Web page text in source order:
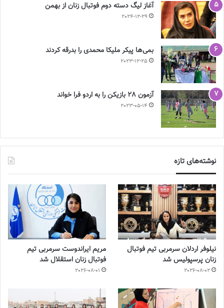
آغاز لیگ دسته دوم فوتبال زنان از بهمن
2024-12-29
بمی‌ها پیکر ملیکا محمدی را بدرقه کردند
2023-12-25
آزمون 28 بازیکن را به اردو فرا خواند
2023-05-14
نوشته‌های تازه
نیلوفر اردلان سرمربی تیم فوتبال
زنان پرسپولیس شد
2026-08-02
مریم ایراندوست سرمربی تیم
فوتبال زنان استقلال شد
2026-08-01